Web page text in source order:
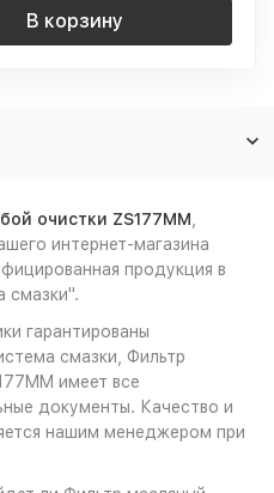
В корзину
очистки ZS177MM
интернет-магазина
продукция в
смазки".
гарантированы
смазки, Фильтр
имеет все
документы. Качество и
нашим менеджером при